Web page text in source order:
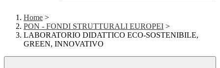
Home >
PON - FONDI STRUTTURALI EUROPEI >
LABORATORIO DIDATTICO ECO-SOSTENIBILE,
GREEN, INNOVATIVO